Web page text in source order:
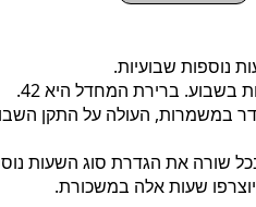
נוספות שבועיות.
בשבוע. ברירת המחדל היא 42.
במשמרות, העולה על התקן
שורה את הגדרת סוג השעות
שעות אלה במשכורת.